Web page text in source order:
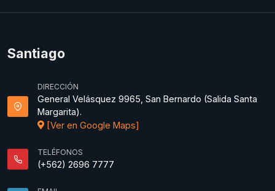
Santiago
DIRECCIÓN
General Velásquez 9965, San Bernardo (Salida Santa
Margarita).
[Ver en Google Maps]
TELÉFONOS
(+562) 2696 7777